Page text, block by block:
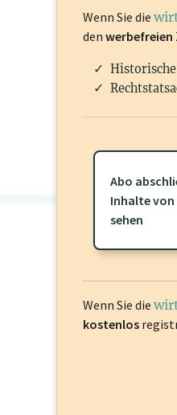
Für dieses Profil
frei oder loggen
Wenn Sie die
den werbefreien
Abo
Inhalte
sehen
Wenn Sie die
kostenlos